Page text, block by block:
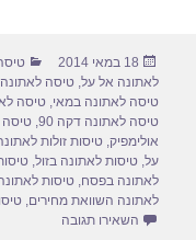
e
b
o
o
k
o
d
o
n
פורסם
בתאריך
18 במאי 2014
לאתונה אל על,טיסה
טיסה לאתונה במאי,טיסה
טיסה לאתונה דקה 90
,טיסה
אולימפיק,טיסות זולות
על,טיסות לאתונה בזול,
לאתונה בפסח,טיסות
לאתונה השוואת מחירים,
השאירו תגובה